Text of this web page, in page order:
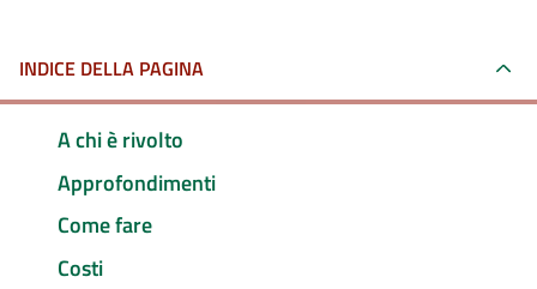
INDICE DELLA PAGINA
A chi è rivolto
Approfondimenti
Come fare
Costi